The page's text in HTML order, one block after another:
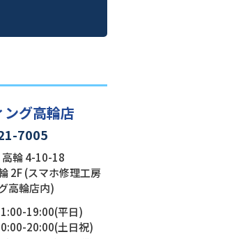
ング高輪店
7005
高輪 4-10-18
2F (スマホ修理工房
高輪店内)
19:00(平日)
20:00(土日祝)